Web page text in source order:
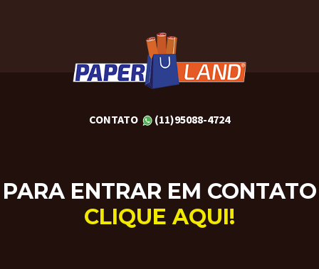
CONTATO (11)95088-4724
PARA ENTRAR EM CONTATO
CLIQUE AQUI!